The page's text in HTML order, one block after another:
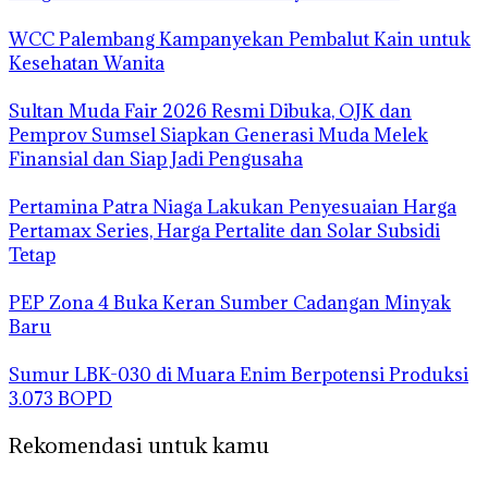
WCC Palembang Kampanyekan Pembalut Kain untuk
Kesehatan Wanita
Sultan Muda Fair 2026 Resmi Dibuka, OJK dan
Pemprov Sumsel Siapkan Generasi Muda Melek
Finansial dan Siap Jadi Pengusaha
Pertamina Patra Niaga Lakukan Penyesuaian Harga
Pertamax Series, Harga Pertalite dan Solar Subsidi
Tetap
PEP Zona 4 Buka Keran Sumber Cadangan Minyak
Baru
Sumur LBK-030 di Muara Enim Berpotensi Produksi
3.073 BOPD
Rekomendasi untuk kamu